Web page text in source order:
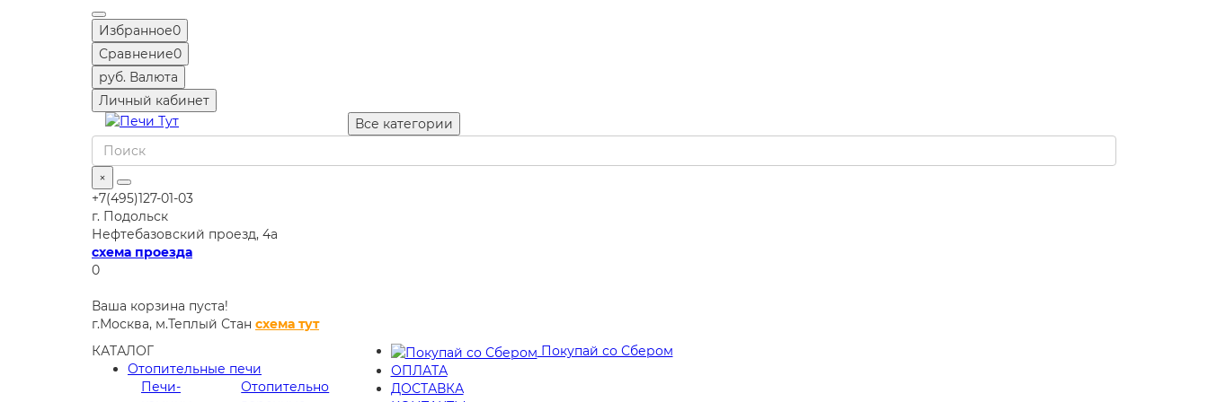
Избранное0
Сравнение0
руб. Валюта
Личный кабинет
Все категории
×
+7(495)127-01-03
г. Подольск
Нефтебазовский проезд, 4а
схема проезда
0
Ваша корзина пуста!
г.Москва, м.Теплый Стан схема тут
КАТАЛОГ
Отопительные печи
Печи-
Отопительно
Покупай со Сбером
ОПЛАТА
ДОСТАВКА